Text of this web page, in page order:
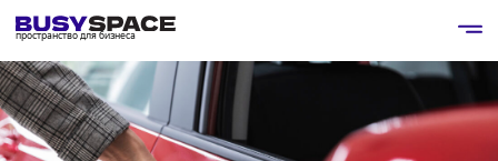
пространство для бизнеса